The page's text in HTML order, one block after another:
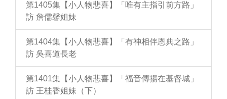
第1405集【小人物悲喜】「唯有主指引前方路」
訪 詹儒馨姐妹
第1404集【小人物悲喜】「有神相伴恩典之路」
訪 吳喜道長老
第1401集【小人物悲喜】「福音傳揚在基督城」
訪 王桂香姐妹（下）